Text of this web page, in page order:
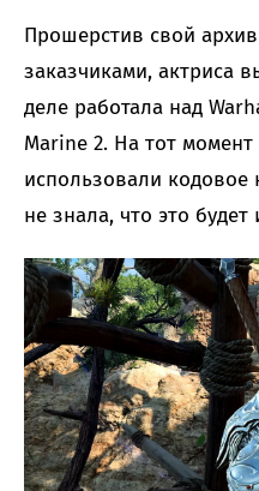
Прошерстив свой
заказчиками, актриса
деле работала над
Marine 2. На тот
использовали кодовое
не знала, что это